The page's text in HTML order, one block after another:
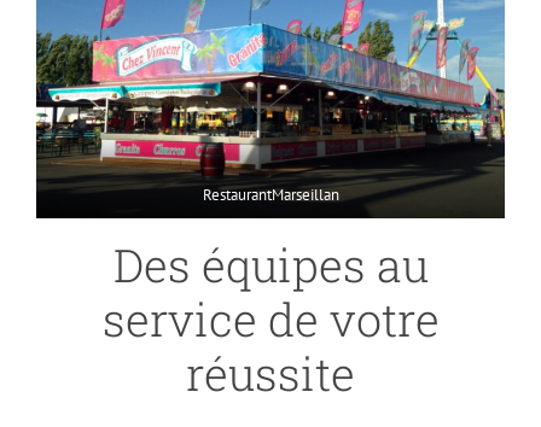
RestaurantMarseillan
Des équipes au
service de votre
réussite